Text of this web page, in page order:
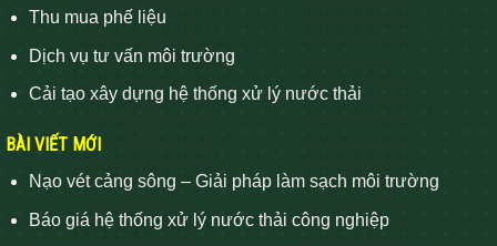
Thu mua phế liệu
Dịch vụ tư vấn môi trường
Cải tạo xây dựng hệ thống xử lý nước thải
BÀI VIẾT MỚI
Nạo vét cảng sông – Giải pháp làm sạch môi trường
Báo giá hệ thống xử lý nước thải công nghiệp